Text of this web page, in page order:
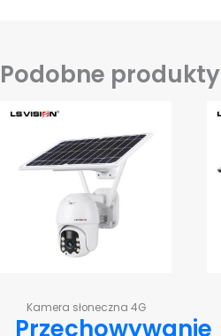
Podobne produkty
Kamera słoneczna 4G
Przechowywanie